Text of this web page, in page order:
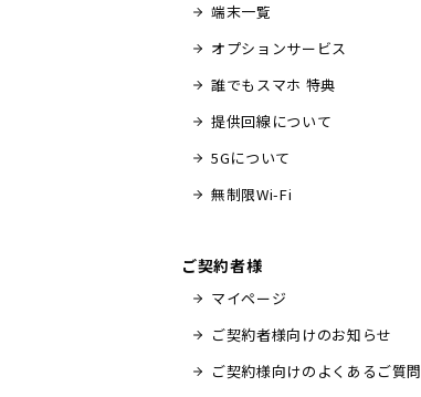
端末一覧
オプションサービス
誰でもスマホ 特典
提供回線について
5Gについて
無制限Wi-Fi
ご契約者様
マイページ
ご契約者様向けのお知らせ
ご契約様向けのよくあるご質問